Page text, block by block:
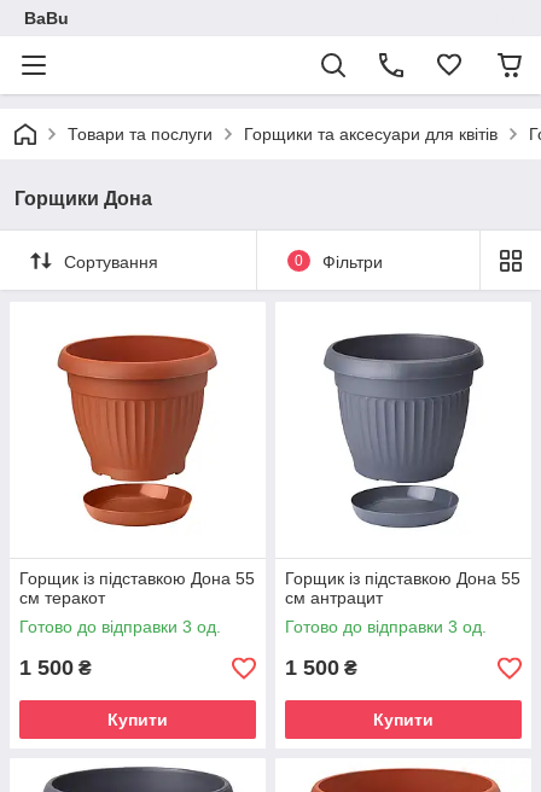
BaBu
Товари та послуги Горщики та аксесуари для квітів
Горщики Дона
Сортування 0 Фільтри
Горщик із підставкою Дона 55
см теракот
Готово до відправки 3 од.
1 500 ₴
Купити
Горщик із підставкою Дона 55
см антрацит
Готово до відправки 3 од.
1 500 ₴
Купити